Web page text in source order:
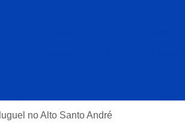
Caminhões com Muncks para Alocações
no Alto Santo André